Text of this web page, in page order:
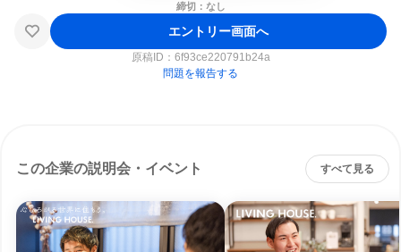
締切：なし
エントリー画面へ
原稿ID： 6f93ce220791b24a
問題を報告する
この企業の説明会・イベント すべて見る